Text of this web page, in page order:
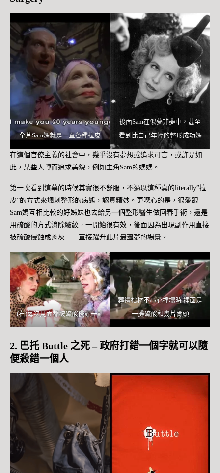
全片Sam媽就是一直各種拉皮
後面Sam在似夢非夢中，甚至
看到比自己年輕的整形成功媽
在這個官僚主義的社會中，幾乎沒有夢想或追求可言，或許是如
此，某些人轉而追求美貌，例如主角Sam的媽媽。
第一次看到這幕的時候其實很不舒服，不過以這種真的literally”拉
皮”的方式來諷刺整形的病態，認真精妙。更噁心的是，很愛跟
Sam媽互相比較的好姊妹也去給另一個整形醫生做回春手術，還是
用硫酸的方式消除皺紋，一開始很有效，後面因為出現副作用直接
被硫酸侵蝕成骨灰……直接躍升此片最噩夢的場景。
(右)每次見面都被硫酸侵蝕一點
葬禮棺材不小心撞壞時 裡面是
一攤硫酸和幾片骨頭
2. 巴托 Buttle 之死 – 政府打錯一個字就可以隨
便殺錯一個人